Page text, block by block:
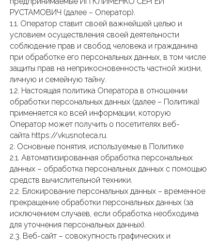
РУСТАМОВИЧ (далее – Оператор).
1.1. Оператор ставит своей важнейшей целью и
условием осуществления своей деятельности
соблюдение прав и свобод человека и гражданина
при обработке его персональных данных, в том числе
защиты прав на неприкосновенность частной жизни,
личную и семейную тайну.
1.2. Настоящая политика Оператора в отношении
обработки персональных данных (далее – Политика)
применяется ко всей информации, которую
Оператор может получить о посетителях веб-
сайта https://vkusnoteca.ru.
2. Основные понятия, используемые в Политике
2.1. Автоматизированная обработка персональных
данных – обработка персональных данных с помощью
средств вычислительной техники.
2.2. Блокирование персональных данных – временное
прекращение обработки персональных данных (за
исключением случаев, если обработка необходима
для уточнения персональных данных).
2.3. Веб-сайт – совокупность графических и